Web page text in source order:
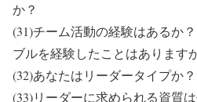
か？
(31)チーム活動の経験はあるか
ブルを経験したことはあります
(32)あなたはリーダータイプか
(33)リーダーに求められる資質